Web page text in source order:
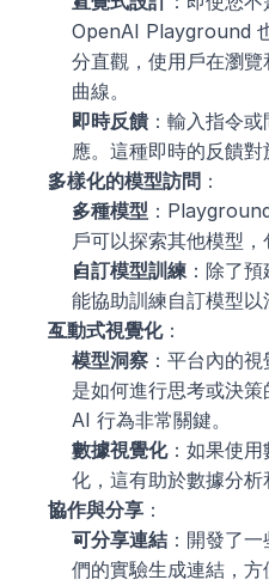
OpenAI Playground
分直觀，使用戶在瀏
曲線。
即時反饋：輸入指令或
應。這種即時的反饋對
多樣化的模型訪問 ：
多種模型 ：
戶可以探索其他模型，
自訂模型訓練：除了
能協助訓練自訂模型以
互動式視覺化：
模型洞察 ：平台內的
是如何進行思考或決
AI 行為非常關鍵。
數據視覺化：如果使用
化，這有助於數據分析
協作與分享 ：
可分享連結 ：開發了
們的實驗生成連結，